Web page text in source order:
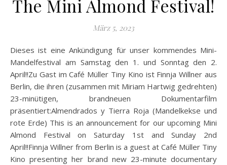
The Mini Almond Festival!
März 5, 2023
Dieses ist eine Ankündigung für unser kommendes Mini-
Mandelfestival am Samstag den 1. und Sonntag den 2.
April!!Zu Gast im Café Müller Tiny Kino ist Finnja Willner aus
Berlin, die ihren (zusammen mit Miriam Hartwig gedrehten)
23-minütigen, brandneuen Dokumentarfilm
präsentiert:Almendrados y Tierra Roja (Mandelkekse und
rote Erde) This is an announcement for our upcoming Mini
Almond Festival on Saturday 1st and Sunday 2nd
April!!Finnja Willner from Berlin is a guest at Café Müller Tiny
Kino presenting her brand new 23-minute documentary